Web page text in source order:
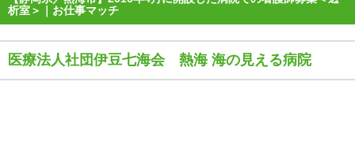
析室＞｜お仕事マッチ
医療法人社団伊豆七海会 熱海 海の見える病院